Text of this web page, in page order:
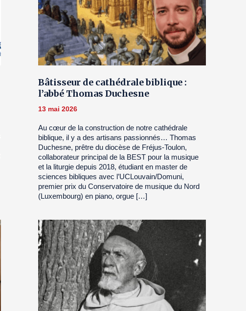
Bâtisseur de cathédrale biblique :
l’abbé Thomas Duchesne
13 mai 2026
Au cœur de la construction de notre cathédrale
biblique, il y a des artisans passionnés… Thomas
Duchesne, prêtre du diocèse de Fréjus-Toulon,
collaborateur principal de la BEST pour la musique
et la liturgie depuis 2018, étudiant en master de
sciences bibliques avec l’UCLouvain/Domuni,
premier prix du Conservatoire de musique du Nord
(Luxembourg) en piano, orgue […]